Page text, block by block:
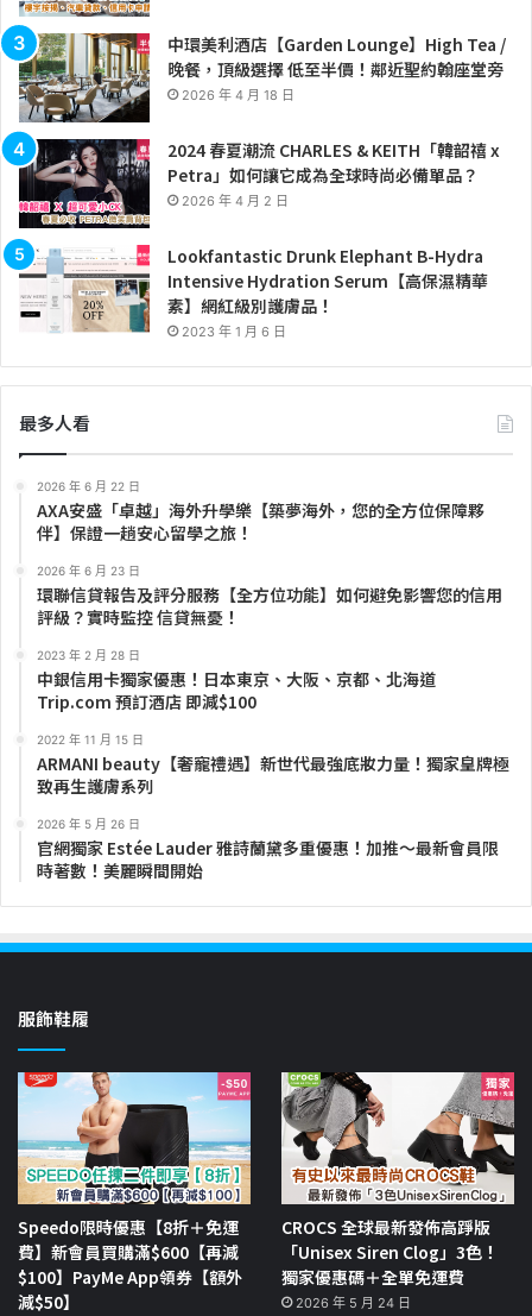
中環美利酒店【Garden Lounge】High Tea /
晚餐，頂級選擇 低至半價！鄰近聖約翰座堂旁
2026 年 4 月 18 日
2024 春夏潮流 CHARLES & KEITH「韓韶禧 x
Petra」如何讓它成為全球時尚必備單品？
2026 年 4 月 2 日
Lookfantastic Drunk Elephant B-Hydra
Intensive Hydration Serum【高保濕精華
素】網紅級別護膚品！
2023 年 1 月 6 日
最多人看
2026 年 6 月 22 日
AXA安盛「卓越」海外升學樂【築夢海外，您的全方位保障夥
伴】保證一趟安心留學之旅！
2026 年 6 月 23 日
環聯信貸報告及評分服務【全方位功能】如何避免影響您的信用
評級？實時監控 信貸無憂！
2023 年 2 月 28 日
中銀信用卡獨家優惠！日本東京、大阪、京都、北海道
Trip.com 預訂酒店 即減$100
2022 年 11 月 15 日
ARMANI beauty【奢寵禮遇】新世代最強底妝力量！獨家皇牌極
致再生護膚系列
2026 年 5 月 26 日
官網獨家 Estée Lauder 雅詩蘭黛多重優惠！加推～最新會員限
時著數！美麗瞬間開始
服飾鞋履
Speedo限時優惠【8折＋免運
費】新會員買購滿$600【再減
$100】PayMe App領券【額外
減$50】
CROCS 全球最新發佈高踭版
「Unisex Siren Clog」3色！
獨家優惠碼＋全單免運費
2026 年 5 月 24 日